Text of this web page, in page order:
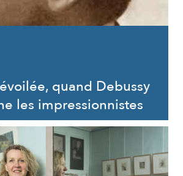
quand Debussy
les impressionnistes